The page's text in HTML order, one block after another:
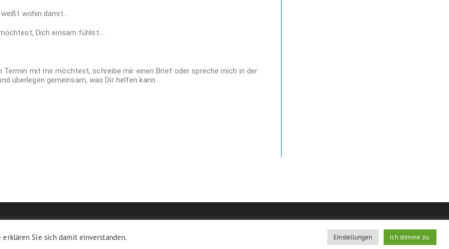
wohin damit…
Dich einsam fühlst….
Termin mit mir möchtest, schreibe mir einen Brief oder spreche mich in der
überlegen gemeinsam, was Dir helfen kann.
Datenschutz
Sie sich damit einverstanden. Einstellungen Ich stimme zu.